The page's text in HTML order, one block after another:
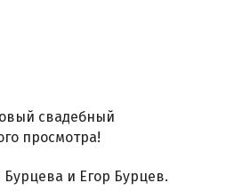
свадебный
просмотра!
и Егор Бурцев.